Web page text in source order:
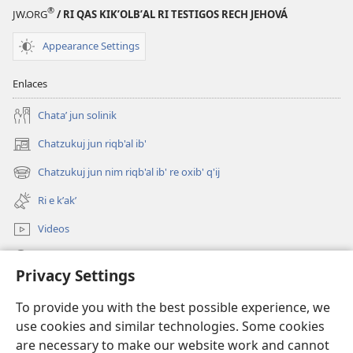
Privacy Settings
To provide you with the best possible experience, we
use cookies and similar technologies. Some cookies
are necessary to make our website work and cannot
JW.ORG® / RI QAS KIKʼOLBʼAL RI TESTIGOS RECH JEHOVÁ
Appearance Settings
Enlaces
Chataʼ jun solinik
Chatzukuj jun riqb'al ib'
(opens
new
window)
Chatzukuj jun nim riqb'al ib' re oxib' q'ij
(opens
new
window)
Ri e kʼakʼ
Videos
(opens
window)UK'OLB'AL WUJ PA INTERNET Watchtower™
(opens